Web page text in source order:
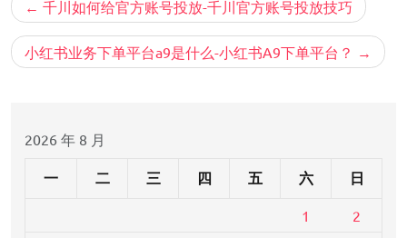
章
导
千川如何给官方账号投放-千川官方账号投放技巧
小红书业务下单平台a9是什么-小红书A9下单平台？
2026 年 8 月
一 二 三 四 五 六 日
1 2